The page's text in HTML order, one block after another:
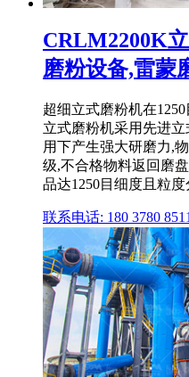
CRLM2200K
磨粉设备,雷蒙
超细立式磨粉机在
立式磨粉机采用先进
用下产生强大研磨力,
级,不合格物料返回磨
品达1250目细度且粒度
联系电话: 180 3780 8511